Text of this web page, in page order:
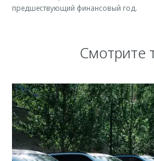
предшествующий финансовый год.
Смотрите